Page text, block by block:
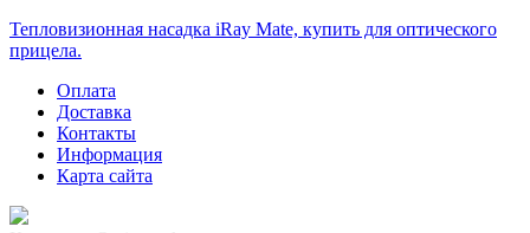
Тепловизионная насадка iRay Mate, купить для оптического
прицела.
Оплата
Доставка
Контакты
Информация
Карта сайта